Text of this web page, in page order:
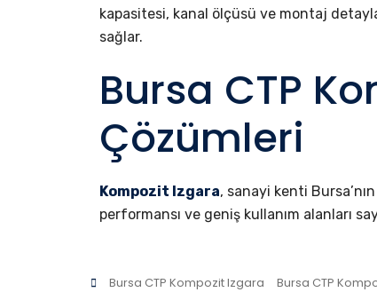
kapasitesi, kanal ölçüsü ve montaj
sağlar.
Bursa CTP
Çözümleri
Kompozit Izgara, sanayi kenti
performansı ve geniş kullanım alanları
Bursa CTP Kompozit Izgara Bursa CTP